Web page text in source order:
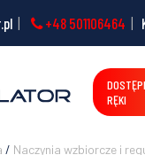
+48 501106464
RĘKI
/ Naczynia wzbiorcze i